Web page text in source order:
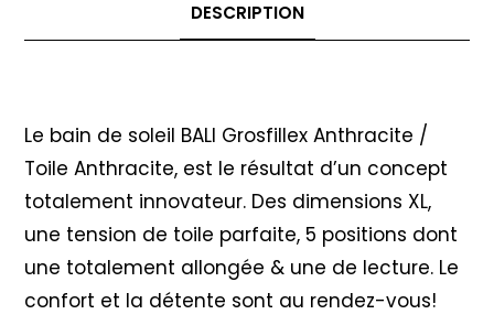
DESCRIPTION
Le bain de soleil BALI Grosfillex Anthracite /
Toile Anthracite, est le résultat d’un concept
totalement innovateur. Des dimensions XL,
une tension de toile parfaite, 5 positions dont
une totalement allongée & une de lecture. Le
confort et la détente sont au rendez-vous!